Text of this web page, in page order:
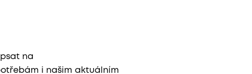
na
i našim aktuálním